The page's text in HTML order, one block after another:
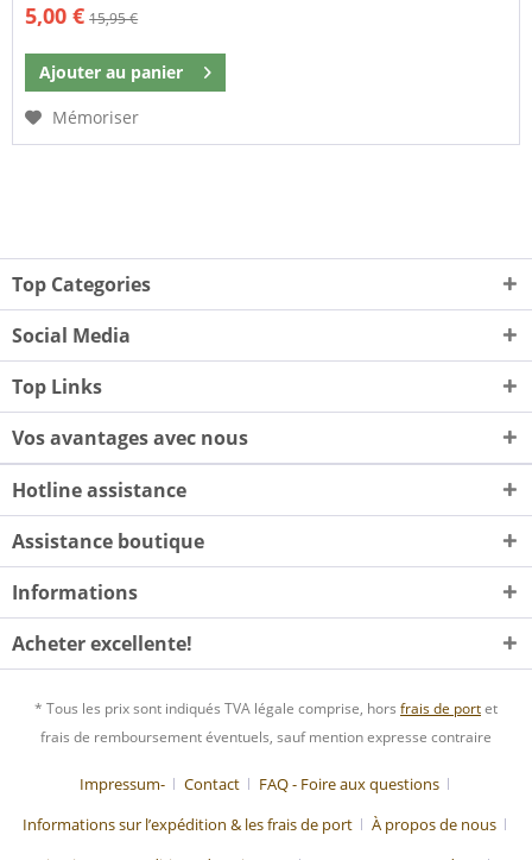
5,00 € 15,95 €
Ajouter au panier
Mémoriser
Top Categories
Social Media
Top Links
Vos avantages avec nous
Hotline assistance
Assistance boutique
Informations
Acheter excellente!
* Tous les prix sont indiqués TVA légale comprise, hors frais de portet
frais de remboursement éventuels, sauf mention expresse contraire
Impressum- Contact
FAQ - Foire aux questions
Informations sur l’expédition & les frais de port
À propos de nous